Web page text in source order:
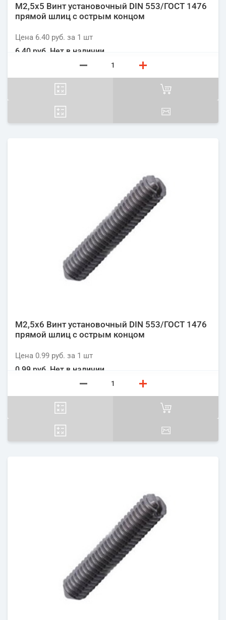
М2,5х5 Винт установочный DIN 553/ГОСТ 1476
прямой шлиц с острым концом
Цена 6.40 руб. за 1 шт
6.40 руб. Нет в наличии
М2,5х6 Винт установочный DIN 553/ГОСТ 1476
прямой шлиц с острым концом
Цена 0.99 руб. за 1 шт
0.99 руб. Нет в наличии